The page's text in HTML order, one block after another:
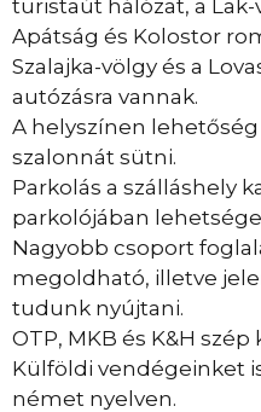
turistaút hálózat, a Lak-
Apátság és Kolostor
Szalajka-völgy és a
autózásra vannak.
A helyszínen
szalonnát sütni.
Parkolás a szálláshely
parkolójában
Nagyobb csoport
megoldható, illetve
tudunk nyújtani.
OTP, MKB és K&H
Külföldi vendégeinket
német nyelven.